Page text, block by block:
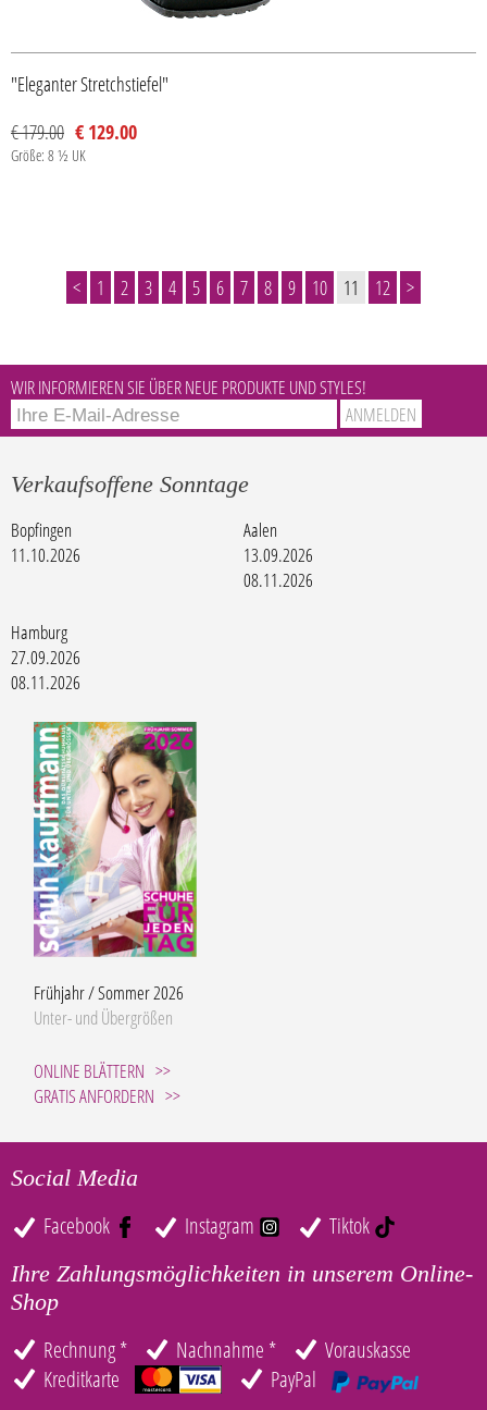
"Eleganter Stretchstiefel"
€ 179.00 € 129.00
Größe: 8 ½ UK
< 1 2 3 4 5 6 7 8 9 10 11 12 >
WIR INFORMIEREN SIE ÜBER NEUE PRODUKTE UND STYLES!
Verkaufsoffene Sonntage
Bopfingen
11.10.2026
Aalen
13.09.2026
08.11.2026
Hamburg
27.09.2026
08.11.2026
Frühjahr / Sommer 2026
Unter- und Übergrößen
ONLINE BLÄTTERN
GRATIS ANFORDERN
Social Media
Facebook Instagram Tiktok
Ihre Zahlungsmöglichkeiten in unserem Online-
Shop
Rechnung * Nachnahme *
Vorauskasse
Kreditkarte
PayPal